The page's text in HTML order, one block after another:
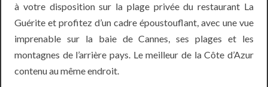
à votre disposition sur la plage privée du restaurant La
Guérite et profitez d’un cadre époustouflant, avec une vue
imprenable sur la baie de Cannes, ses plages et les
montagnes de l’arrière pays. Le meilleur de la Côte d’Azur
contenu au même endroit.